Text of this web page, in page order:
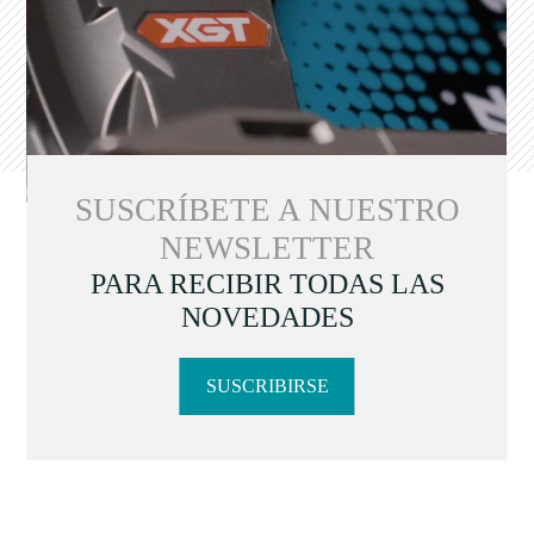
SUSCRÍBETE A NUESTRO
NEWSLETTER
PARA RECIBIR TODAS LAS
NOVEDADES
SUSCRIBIRSE